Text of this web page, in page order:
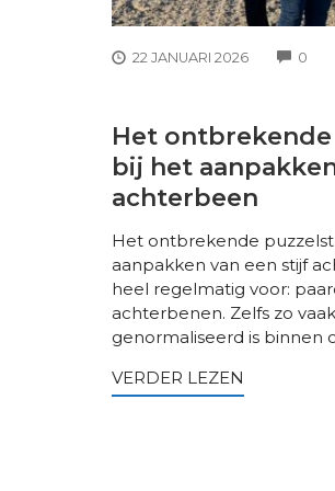
22 JANUARI 2026 0
Het
bij het
achterbeen
Het ontbrekende
aanpakken van een stijf
heel regelmatig voor:
achterbenen. Zelfs zo
genormaliseerd is binnen
VERDER LEZEN